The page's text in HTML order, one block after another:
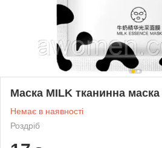
Маска MILK тканинна маска
Немає в наявності
Роздріб